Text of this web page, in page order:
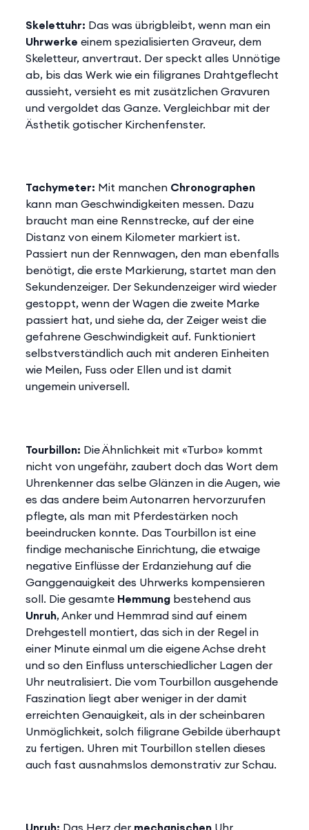
Skelettuhr: Das was übrigbleibt, wenn man ein
Uhrwerke einem spezialisierten Graveur, dem
Skeletteur, anvertraut. Der speckt alles Unnötige
ab, bis das Werk wie ein filigranes Drahtgeflecht
aussieht, versieht es mit zusätzlichen Gravuren
und vergoldet das Ganze. Vergleichbar mit der
Ästhetik gotischer Kirchenfenster.
Tachymeter: Mit manchen Chronographen
kann man Geschwindigkeiten messen. Dazu
braucht man eine Rennstrecke, auf der eine
Distanz von einem Kilometer markiert ist.
Passiert nun der Rennwagen, den man ebenfalls
benötigt, die erste Markierung, startet man den
Sekundenzeiger. Der Sekundenzeiger wird wieder
gestoppt, wenn der Wagen die zweite Marke
passiert hat, und siehe da, der Zeiger weist die
gefahrene Geschwindigkeit auf. Funktioniert
selbstverständlich auch mit anderen Einheiten
wie Meilen, Fuss oder Ellen und ist damit
ungemein universell.
Tourbillon: Die Ähnlichkeit mit «Turbo» kommt
nicht von ungefähr, zaubert doch das Wort dem
Uhrenkenner das selbe Glänzen in die Augen, wie
es das andere beim Autonarren hervorzurufen
pflegte, als man mit Pferdestärken noch
beeindrucken konnte. Das Tourbillon ist eine
findige mechanische Einrichtung, die etwaige
negative Einflüsse der Erdanziehung auf die
Ganggenauigkeit des Uhrwerks kompensieren
soll. Die gesamte Hemmung bestehend aus
Unruh, Anker und Hemmrad sind auf einem
Drehgestell montiert, das sich in der Regel in
einer Minute einmal um die eigene Achse dreht
und so den Einfluss unterschiedlicher Lagen der
Uhr neutralisiert. Die vom Tourbillon ausgehende
Faszination liegt aber weniger in der damit
erreichten Genauigkeit, als in der scheinbaren
Unmöglichkeit, solch filigrane Gebilde überhaupt
zu fertigen. Uhren mit Tourbillon stellen dieses
auch fast ausnahmslos demonstrativ zur Schau.
Unruh: Das Herz der mechanischen Uhr